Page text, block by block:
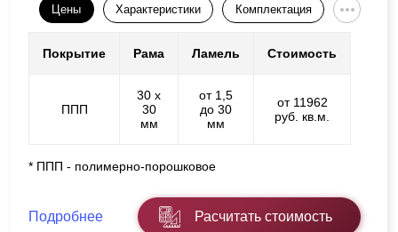
Цены Характеристики Комплектация
Покрытие Рама Ламель Стоимость
ППП
30 х
30
мм
от 1,5
до 30
мм
от 11962
руб. кв.м.
* ППП - полимерно-порошковое
Подробнее Расчитать стоимость